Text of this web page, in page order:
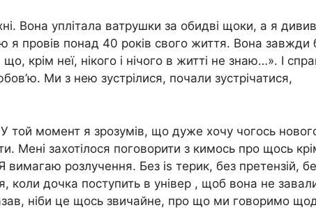
Вона уплітала ватрушки за обидві щоки, а я
я провів понад 40 років свого життя. Вона завжди
крім неї, нікого і нічого в житті не знаю…». І
Ми з нею зустрілися, почали зустрічатися,
У той момент я зрозумів, що дуже хочу чогось
Мені захотілося поговорити з кимось про щось
вимагаю розлучення. Без іs терик, без претензій,
коли дочка поступить в універ , щоб вона не
ніби це щось звичайне, про що ми говоримо